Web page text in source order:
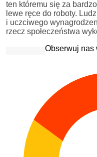
ten któremu się za
lewe ręce do roboty.
i uczciwego
rzecz społeczeństwa
Obserwuj nas